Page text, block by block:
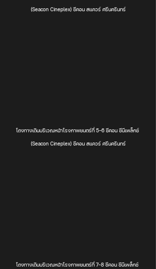
(Seacon Cineplex) ซีคอน สแควร์ ศรีนครินทร์
โถงทางเดินบริเวณหน้าโรงภาพยนตร์ที่ 5-6 ซีคอน ซีนีเพล็กซ์
(Seacon Cineplex) ซีคอน สแควร์ ศรีนครินทร์
โถงทางเดินบริเวณหน้าโรงภาพยนตร์ที่ 7-8 ซีคอน ซีนีเพล็กซ์